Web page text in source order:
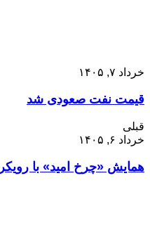
خرداد ۷, ۱۴۰۵
قیمت نفت صعودی شد
قبلی
خرداد ۶, ۱۴۰۵
همایش «چرخ امید» با